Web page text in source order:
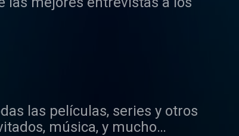
las películas, series y otros
música, y mucho